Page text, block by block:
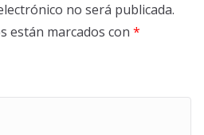
no será publicada.
están marcados con *